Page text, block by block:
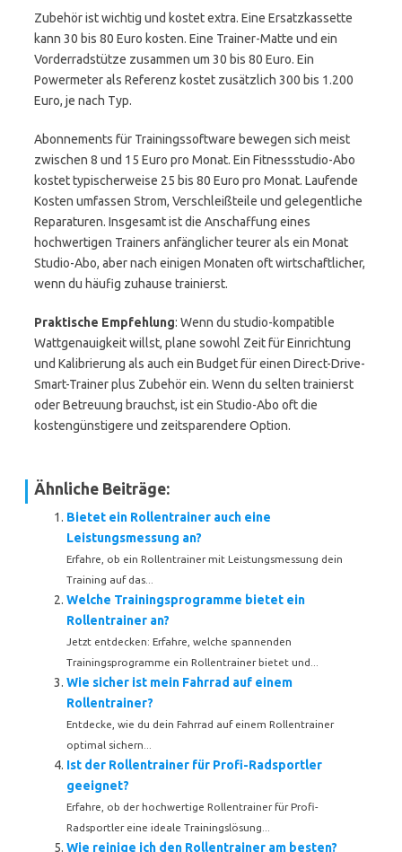
Zubehör ist wichtig und kostet extra. Eine Ersatzkassette
kann 30 bis 80 Euro kosten. Eine Trainer-Matte und ein
Vorderradstütze zusammen um 30 bis 80 Euro. Ein
Powermeter als Referenz kostet zusätzlich 300 bis 1.200
Euro, je nach Typ.
Abonnements für Trainingssoftware bewegen sich meist
zwischen 8 und 15 Euro pro Monat. Ein Fitnessstudio-Abo
kostet typischerweise 25 bis 80 Euro pro Monat. Laufende
Kosten umfassen Strom, Verschleißteile und gelegentliche
Reparaturen. Insgesamt ist die Anschaffung eines
hochwertigen Trainers anfänglicher teurer als ein Monat
Studio-Abo, aber nach einigen Monaten oft wirtschaftlicher,
wenn du häufig zuhause trainierst.
Praktische Empfehlung: Wenn du studio-kompatible
Wattgenauigkeit willst, plane sowohl Zeit für Einrichtung
und Kalibrierung als auch ein Budget für einen Direct-Drive-
Smart-Trainer plus Zubehör ein. Wenn du selten trainierst
oder Betreuung brauchst, ist ein Studio-Abo oft die
kostengünstigere und zeitsparendere Option.
Ähnliche Beiträge:
Bietet ein Rollentrainer auch eine
Leistungsmessung an?
Erfahre, ob ein Rollentrainer mit Leistungsmessung dein
Training auf das...
Welche Trainingsprogramme bietet ein
Rollentrainer an?
Jetzt entdecken: Erfahre, welche spannenden
Trainingsprogramme ein Rollentrainer bietet und...
Wie sicher ist mein Fahrrad auf einem
Rollentrainer?
Entdecke, wie du dein Fahrrad auf einem Rollentrainer
optimal sichern...
Ist der Rollentrainer für Profi-Radsportler
geeignet?
Erfahre, ob der hochwertige Rollentrainer für Profi-
Radsportler eine ideale Trainingslösung...
Wie reinige ich den Rollentrainer am besten?